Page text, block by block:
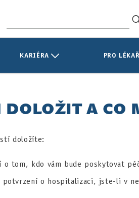
KARIÉRA PRO
DOLOŽIT A CO
doložíte:
o tom, kdo vám bude poskytovat
potvrzení o hospitalizaci, jste-li v